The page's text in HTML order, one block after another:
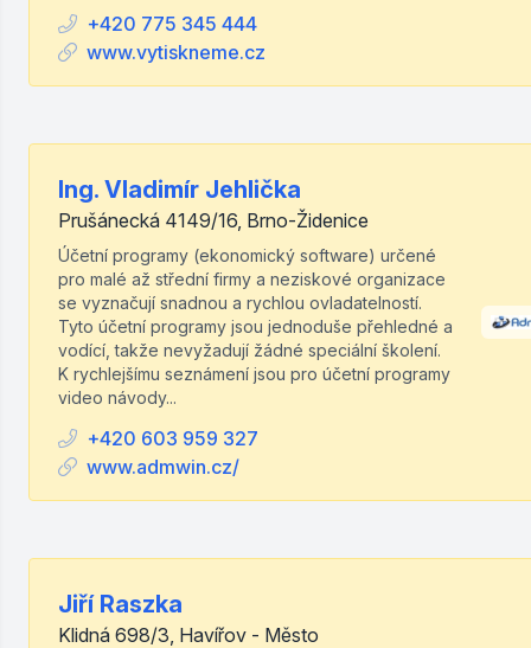
+420 775 345 444
www.vytiskneme.cz
Ing. Vladimír Jehlička
Prušánecká 4149/16, Brno-Židenice
Účetní programy (ekonomický software) určené
pro malé až střední firmy a neziskové organizace
se vyznačují snadnou a rychlou ovladatelností.
Tyto účetní programy jsou jednoduše přehledné a
vodící, takže nevyžadují žádné speciální školení.
K rychlejšímu seznámení jsou pro účetní programy
video návody...
+420 603 959 327
www.admwin.cz/
Jiří Raszka
Klidná 698/3, Havířov - Město